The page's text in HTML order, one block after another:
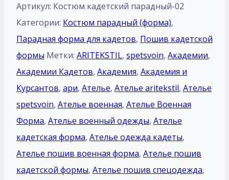
Артикул: Костюм кадетский парадный-02
Категории: Костюм парадный (форма),
Парадная форма для кадетов, Пошив кадетской
формы Метки: ARITEKSTIL, spetsvoin, Академии,
Академии Кадетов, Академия, Академия и
Курсантов, ари, Ателье, Ателье aritekstil, Ателье
spetsvoin, Ателье военная, Ателье Военная
Форма, Ателье военный одежды, Ателье
кадетская форма, Ателье одежда кадеты,
Ателье пошив военная форма, Ателье пошив
кадетской формы, Ателье пошив спецодежда,